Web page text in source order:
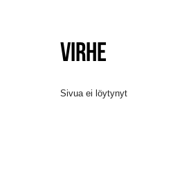
VIRHE
Sivua ei löytynyt